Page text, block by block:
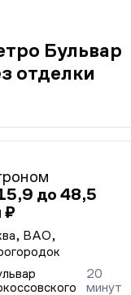
Бульвар
отделки
до 48,5
₽
ВАО,
20
минут